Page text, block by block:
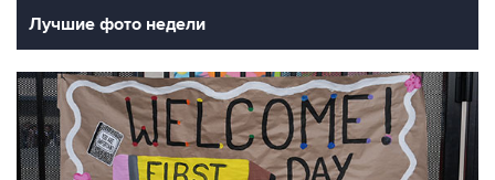
Лучшие фото недели